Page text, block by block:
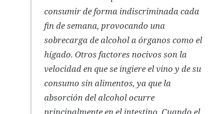
consumir de forma indiscriminada cada
fin de semana, provocando una
sobrecarga de alcohol a órganos como el
hígado. Otros factores nocivos son la
velocidad en que se ingiere el vino y de su
consumo sin alimentos, ya que la
absorción del alcohol ocurre